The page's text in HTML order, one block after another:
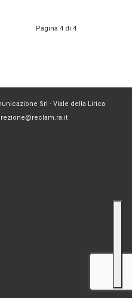
Pagina 4 di 4
Srl - Viale della Lirica